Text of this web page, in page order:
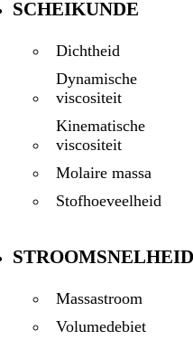
SCHEIKUNDE
Dichtheid
Dynamische
viscositeit
Kinematische
viscositeit
Molaire massa
Stofhoeveelheid
STROOMSNELHEID
Massastroom
Volumedebiet